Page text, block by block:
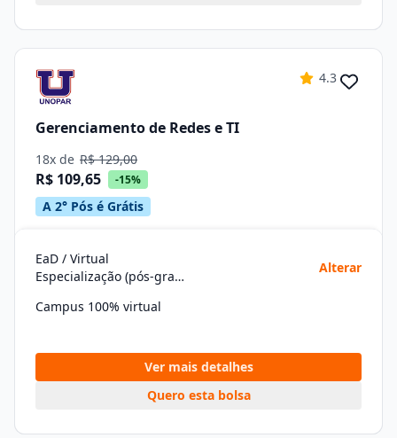
4.3
Gerenciamento de Redes e TI
18x de R$ 129,00
R$ 109,65 -15%
A 2° Pós é Grátis
EaD / Virtual
Especialização (pós-graduação)
Alterar
Campus 100% virtual
Ver mais detalhes
Quero esta bolsa